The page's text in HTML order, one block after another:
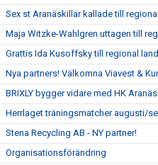
Sex st Aranäskillar kallade till
Maja Witzke-Wahlgren uttagen till
Grattis Ida Kusoffsky till regional
Nya partners! Välkomna Viavest &
BRIXLY bygger vidare med HK
Herrlaget träningsmatcher augusti/
Stena Recycling AB - NY partner!
Organisationsförändring